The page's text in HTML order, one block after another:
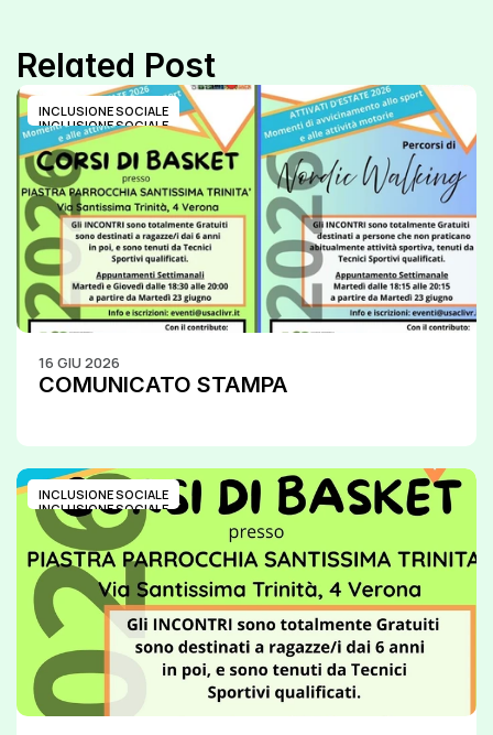
Related Post
INCLUSIONE SOCIALE
INCLUSIONE SOCIALE
16 GIU 2026
COMUNICATO STAMPA
INCLUSIONE SOCIALE
INCLUSIONE SOCIALE